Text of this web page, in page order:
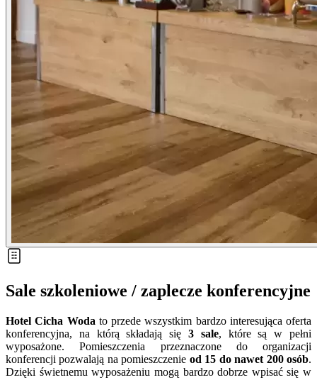
Sale szkoleniowe / zaplecze konferencyjne
Hotel Cicha Woda to przede wszystkim bardzo interesująca oferta
konferencyjna, na którą składają się 3 sale, które są w pełni
wyposażone. Pomieszczenia przeznaczone do organizacji
konferencji pozwalają na pomieszczenie od 15 do nawet 200 osób.
Dzięki świetnemu wyposażeniu mogą bardzo dobrze wpisać się w